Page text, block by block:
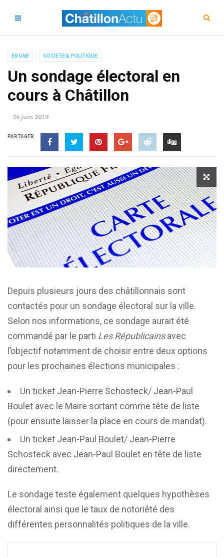
EN UNE SOCIÉTÉ & POLITIQUE
Un sondage électoral en
cours à Châtillon
26 juin 2019
PARTAGER
Depuis plusieurs jours des châtillonnais sont
contactés pour un sondage électoral sur la ville.
Selon nos informations, ce sondage aurait été
commandé par le parti Les Républicainsavec
l’objectif notamment de choisir entre deux options
pour les prochaines élections municipales :
Un ticket Jean-Pierre Schosteck/ Jean-Paul
Boulet avec le Maire sortant comme tête de liste
(pour ensuite laisser la place en cours de mandat).
Un ticket Jean-Paul Boulet/ Jean-Pierre
Schosteck avec Jean-Paul Boulet en tête de liste
directement.
Le sondage teste également quelques hypothèses
électoral ainsi que le taux de notoriété des
différentes personnalités politiques de la ville.